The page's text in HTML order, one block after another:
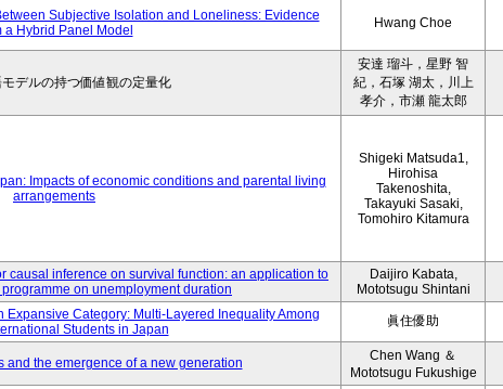
Subjective Isolation and Loneliness: Evidence
a Hybrid Panel Model
Hwang Choe
デルの持つ価値観の定量化
安達 瑠斗，星野 智
紀，石塚 湖太，川上
孝介，市瀬 龍太郎
Impacts of economic conditions and parental living
arrangements
Shigeki Matsuda1,
Hirohisa
Takenoshita,
Takayuki Sasaki,
Tomohiro Kitamura
causal inference on survival function: an application to
on unemployment duration
Daijiro Kabata,
Mototsugu Shintani
Expansive Category: Multi-Layered Inequality Among
Students in Japan
眞住優助
and the emergence of a new generation
Chen Wang ＆
Mototsugu Fukushige